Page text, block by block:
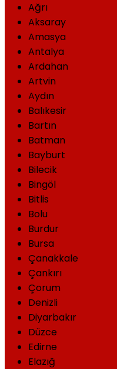
Ağrı
Aksaray
Amasya
Antalya
Ardahan
Artvin
Aydın
Balıkesir
Bartın
Batman
Bayburt
Bilecik
Bingöl
Bitlis
Bolu
Burdur
Bursa
Çanakkale
Çankırı
Çorum
Denizli
Diyarbakır
Düzce
Edirne
Elazığ